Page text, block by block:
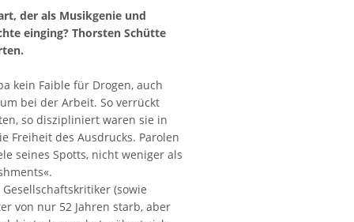
der als Musikgenie und
einging? Thorsten Schütte
kein Faible für Drogen, auch
bei der Arbeit. So verrückt
so diszipliniert waren sie in
Freiheit des Ausdrucks. Parolen
seines Spotts, nicht weniger als
(sowie
von nur 52 Jahren starb, aber